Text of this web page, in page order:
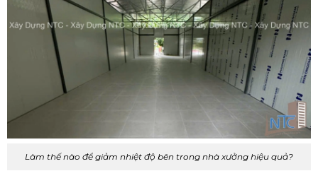
Làm thế nào để giảm nhiệt độ bên trong nhà xưởng hiệu quả?